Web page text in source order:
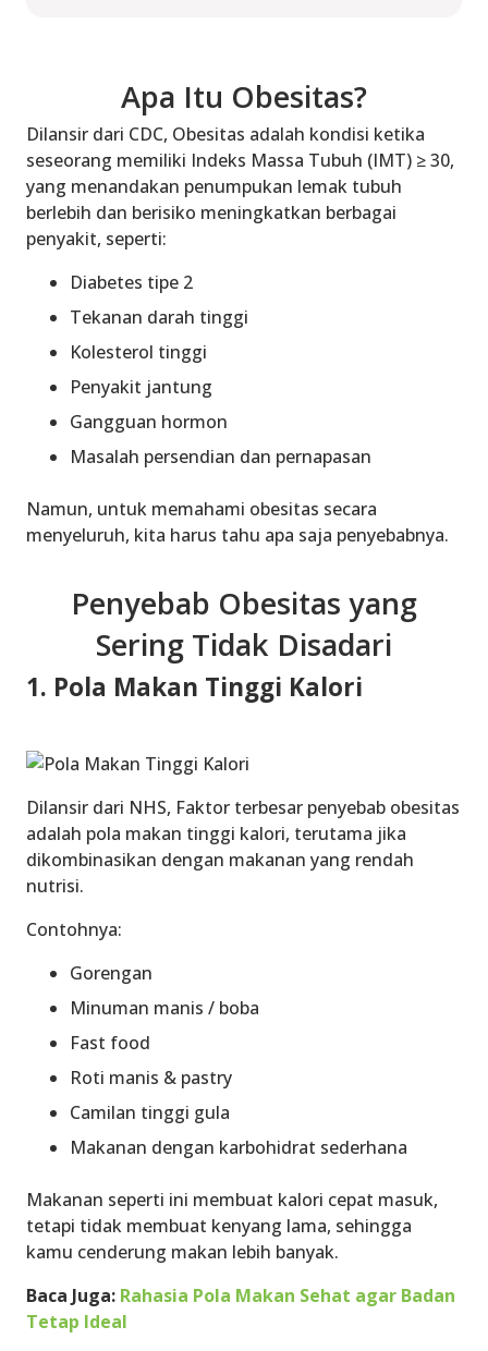
Apa Itu Obesitas?
Dilansir dari CDC, Obesitas adalah kondisi ketika
seseorang memiliki Indeks Massa Tubuh (IMT) ≥ 30,
yang menandakan penumpukan lemak tubuh
berlebih dan berisiko meningkatkan berbagai
penyakit, seperti:
Diabetes tipe 2
Tekanan darah tinggi
Kolesterol tinggi
Penyakit jantung
Gangguan hormon
Masalah persendian dan pernapasan
Namun, untuk memahami obesitas secara
menyeluruh, kita harus tahu apa saja penyebabnya.
Penyebab Obesitas yang
Sering Tidak Disadari
1. Pola Makan Tinggi Kalori
Dilansir dari NHS, Faktor terbesar penyebab obesitas
adalah pola makan tinggi kalori, terutama jika
dikombinasikan dengan makanan yang rendah
nutrisi.
Contohnya:
Gorengan
Minuman manis / boba
Fast food
Roti manis & pastry
Camilan tinggi gula
Makanan dengan karbohidrat sederhana
Makanan seperti ini membuat kalori cepat masuk,
tetapi tidak membuat kenyang lama, sehingga
kamu cenderung makan lebih banyak.
Baca Juga: Rahasia Pola Makan Sehat agar Badan
Tetap Ideal